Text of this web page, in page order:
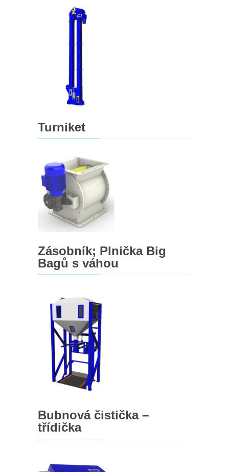
Turniket
Zásobník; Plnička Big
Bagů s váhou
Bubnová čistička –
třídička